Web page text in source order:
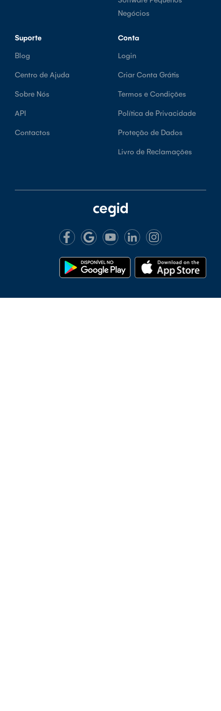
Negócios
Suporte
Blog
Centro de Ajuda
Sobre Nós
API
Contactos
Conta
Login
Criar Conta Grátis
Termos e Condições
Política de Privacidade
Proteção de Dados
Livro de Reclamações